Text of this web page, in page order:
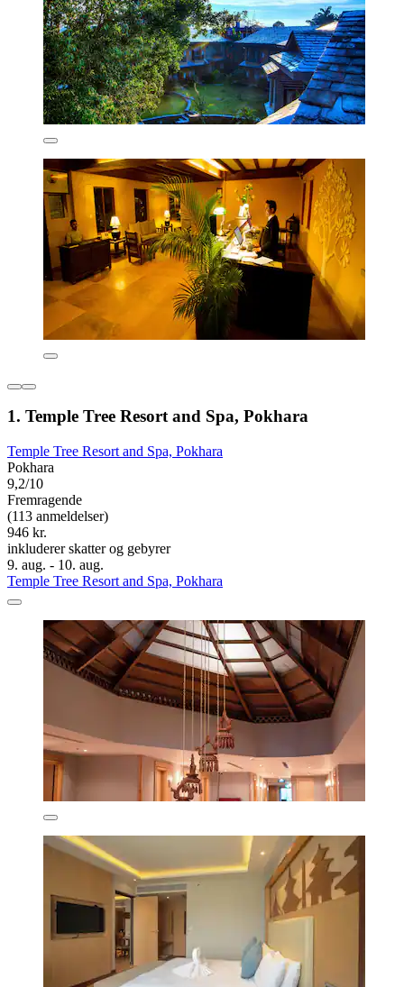
1. Temple Tree Resort and Spa, Pokhara
Temple Tree Resort and Spa, Pokhara
Pokhara
9,2/10
Fremragende
(113 anmeldelser)
946 kr.
inkluderer skatter og gebyrer
9. aug. - 10. aug.
Temple Tree Resort and Spa, Pokhara